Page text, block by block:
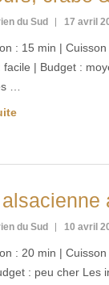
du Sud 17 avril
: 15 min |
facile | Budget :
…
alsacienne
du Sud 10 avril
: 20 min |
: peu cher Les